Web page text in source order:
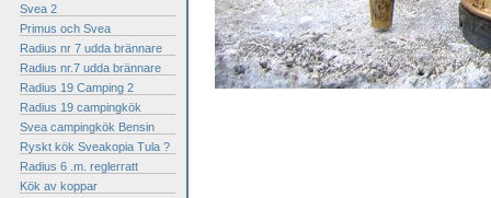
Svea 2
Primus och Svea
Radius nr 7 udda brännare
Radius nr.7 udda brännare
Radius 19 Camping 2
Radius 19 campingkök
Svea campingkök Bensin
Ryskt kök Sveakopia Tula ?
Radius 6 .m. reglerratt
Kök av koppar